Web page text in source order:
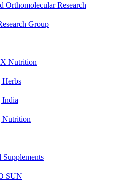
Orthomolecular Research
Group
Nutrition
Herbs
India
Nutrition
Supplements
SUN